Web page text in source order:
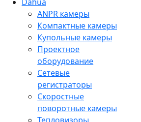
ANPR камеры
Компактные камеры
Купольные камеры
Проектное
оборудование
Сетевые
регистраторы
Скоростные
поворотные камеры